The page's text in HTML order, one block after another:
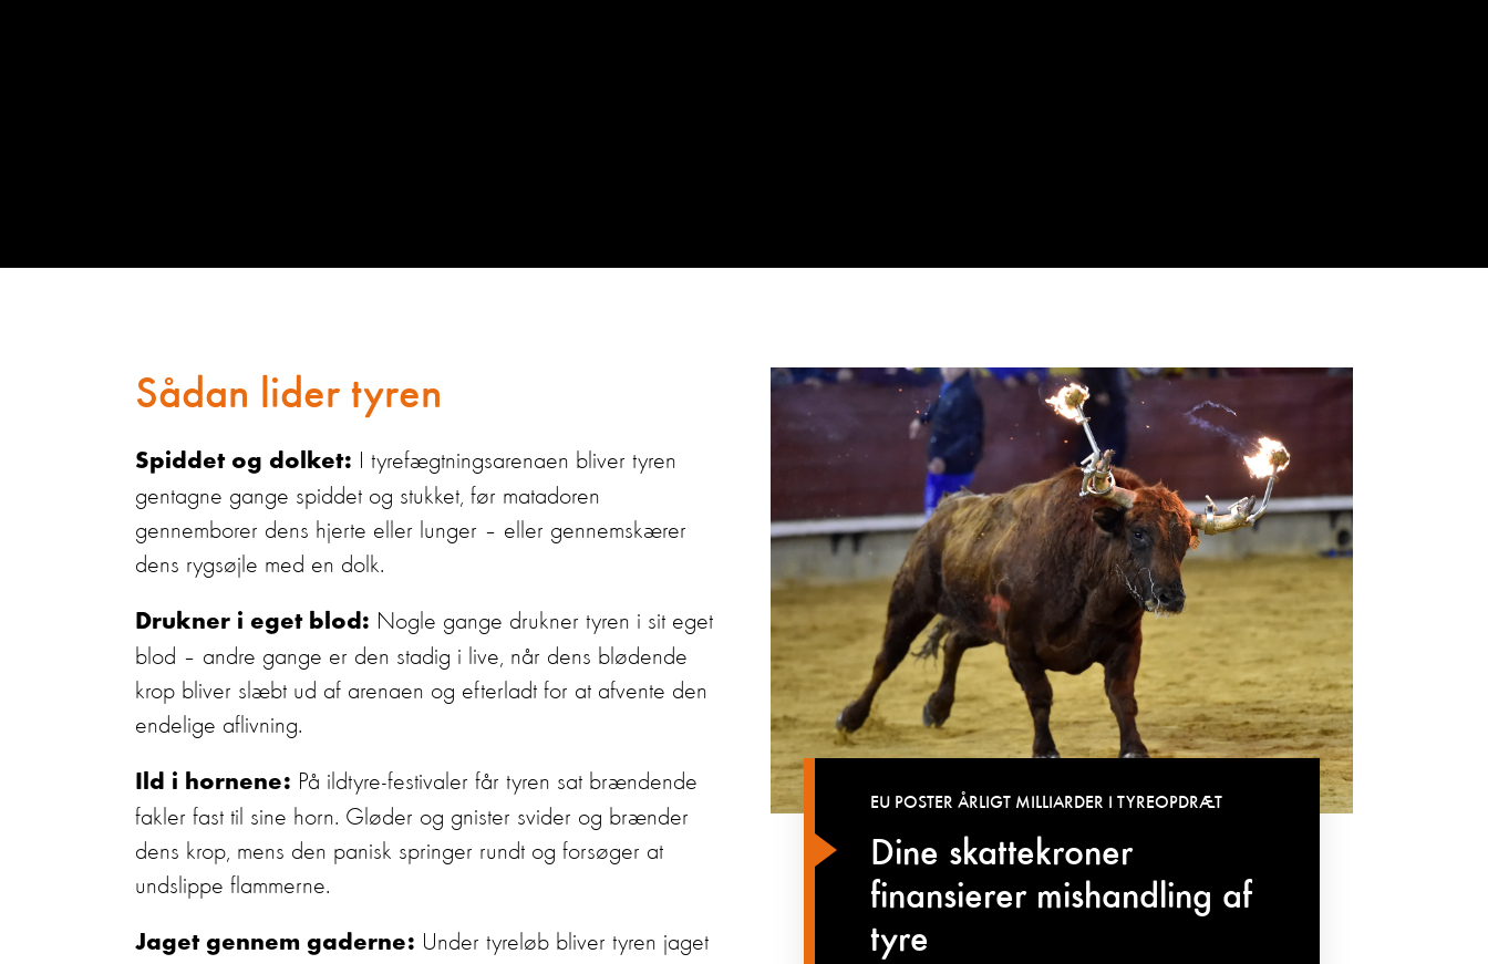
Sådan lider tyren
Spiddet og dolket: I tyrefægtningsarenaen bliver tyren
gentagne gange spiddet og stukket, før matadoren
gennemborer dens hjerte eller lunger – eller gennemskærer
dens rygsøjle med en dolk.
Drukner i eget blod: Nogle gange drukner tyren i sit eget
blod – andre gange er den stadig i live, når dens blødende
krop bliver slæbt ud af arenaen og efterladt for at afvente den
endelige aflivning.
Ild i hornene: På ildtyre-festivaler får tyren sat brændende
fakler fast til sine horn. Gløder og gnister svider og brænder
dens krop, mens den panisk springer rundt og forsøger at
undslippe flammerne.
Jaget gennem gaderne: Under tyreløb bliver tyren jaget
Dine skattekroner
finansierer mishandling af
tyre
EU POSTER ÅRLIGT MILLIARDER I TYREOPDRÆT